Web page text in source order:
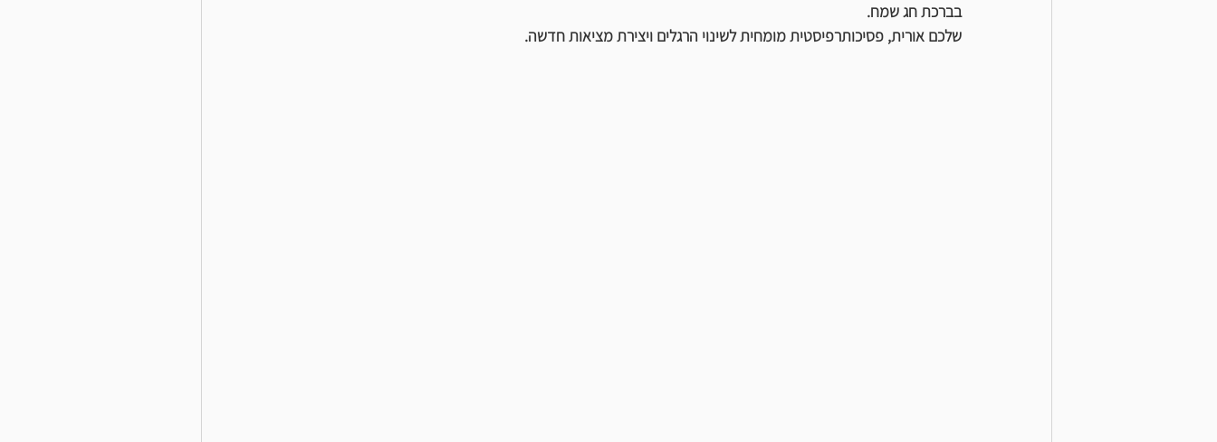
בברכת חג שמח.
שלכם אורית, פסיכותרפיסטית מומחית לשינוי הרגלים ויצירת מציאות חדשה.